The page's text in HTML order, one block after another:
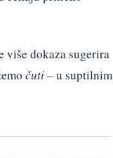
više dokaza sugerira
čuti– u suptilnim